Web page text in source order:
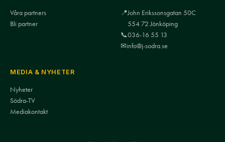
Våra partners
Bli partner
📍John Erikssonsgatan 50C
554 72 Jönköping
📞036-16 55 13
✉info@j-sodra.se
MEDIA & NYHETER
Nyheter
Södra-TV
Mediakontakt